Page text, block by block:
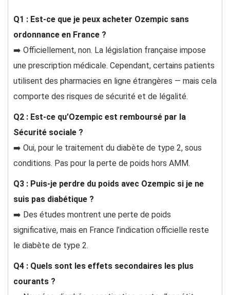
Q1 : Est-ce que je peux acheter Ozempic sans
ordonnance en France ?
➡️ Officiellement, non. La législation française impose
une prescription médicale. Cependant, certains patients
utilisent des pharmacies en ligne étrangères — mais cela
comporte des risques de sécurité et de légalité.
Q2 : Est-ce qu’Ozempic est remboursé par la
Sécurité sociale ?
➡️ Oui, pour le traitement du diabète de type 2, sous
conditions. Pas pour la perte de poids hors AMM.
Q3 : Puis-je perdre du poids avec Ozempic si je ne
suis pas diabétique ?
➡️ Des études montrent une perte de poids
significative, mais en France l’indication officielle reste
le diabète de type 2.
Q4 : Quels sont les effets secondaires les plus
courants ?